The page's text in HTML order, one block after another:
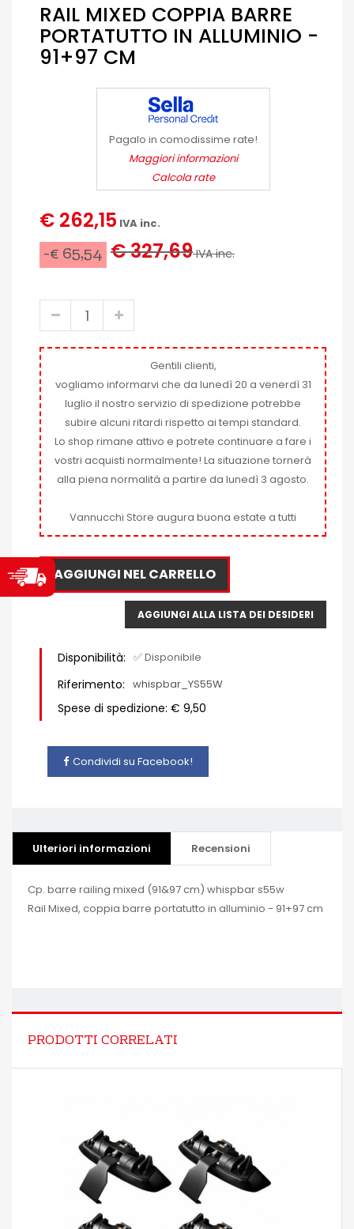
RAIL MIXED COPPIA BARRE
PORTATUTTO IN ALLUMINIO -
91+97 CM
Pagalo in comodissime rate!
Maggiori informazioni
Calcola rate
€ 262,15 IVA inc.
-€ 65,54 € 327,69IVA inc.
Gentili clienti,
vogliamo informarvi che da lunedì 20 a venerdì 31
luglio il nostro servizio di spedizione potrebbe
subire alcuni ritardi rispetto ai tempi standard.
Lo shop rimane attivo e potrete continuare a fare i
vostri acquisti normalmente! La situazione tornerà
alla piena normalità a partire da lunedì 3 agosto.
Vannucchi Store augura buona estate a tutti
AGGIUNGI NEL CARRELLO
AGGIUNGI ALLA LISTA DEI DESIDERI
Disponibilità: ✅ Disponibile
Riferimento: whispbar_YS55W
Spese di spedizione: € 9,50
Condividi su Facebook!
Ulteriori informazioni Recensioni
Cp. barre railing mixed (91&97 cm) whispbar s55w
Rail Mixed, coppia barre portatutto in alluminio - 91+97 cm
PRODOTTI CORRELATI